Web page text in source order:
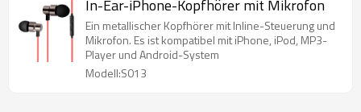
In-Ear-iPhone-Kopfhörer mit Mikrofon
Ein metallischer Kopfhörer mit Inline-Steuerung und
Mikrofon. Es ist kompatibel mit iPhone, iPod, MP3-
Player und Android-System
Modell:S013